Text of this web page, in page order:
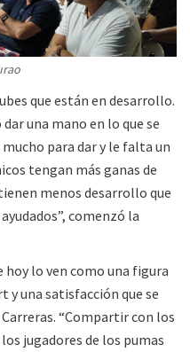
que están en desarrollo.
una mano en lo que se
para dar y le falta un
tengan más ganas de
menos desarrollo que
comenzó la
hoy lo ven como una figura
y una satisfacción que se
“Compartir con los
jugadores de los pumas